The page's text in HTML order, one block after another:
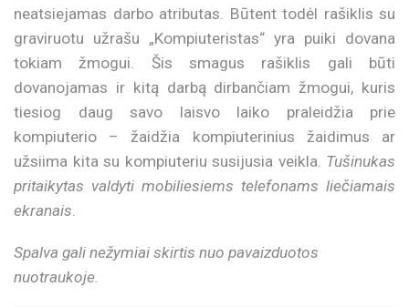
neatsiejamas darbo atributas. Būtent todėl rašiklis su
graviruotu užrašu „Kompiuteristas“ yra puiki dovana
tokiam žmogui. Šis smagus rašiklis gali būti
dovanojamas ir kitą darbą dirbančiam žmogui, kuris
tiesiog daug savo laisvo laiko praleidžia prie
kompiuterio – žaidžia kompiuterinius žaidimus ar
užsiima kita su kompiuteriu susijusia veikla. Tušinukas
pritaikytas valdyti mobiliesiems telefonams liečiamais
ekranais.
Spalva gali nežymiai skirtis nuo pavaizduotos
nuotraukoje.